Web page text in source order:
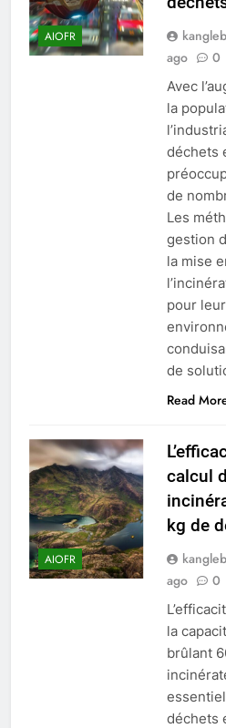
AIOFR
ago
0
Avec
la
déchets
de
Les
gestion
la mise
pour
de
Read
AIOFR
calcul
kg de
ago
0
la
brûlant
déchets